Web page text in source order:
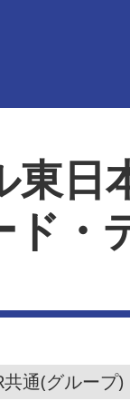
東
ド・
共通(グループ)